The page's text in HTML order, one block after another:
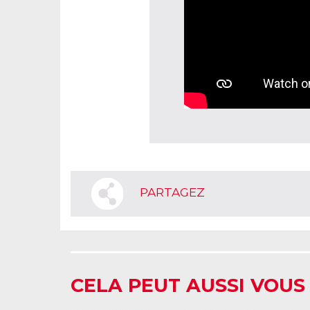
PARTAGEZ
CELA PEUT AUSSI VOUS